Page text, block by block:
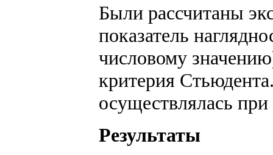
Были рассчитаны
показатель
числовому
критерия
осуществлялась
Результаты